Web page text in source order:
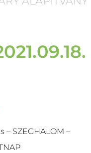
– SZEGHALOM –